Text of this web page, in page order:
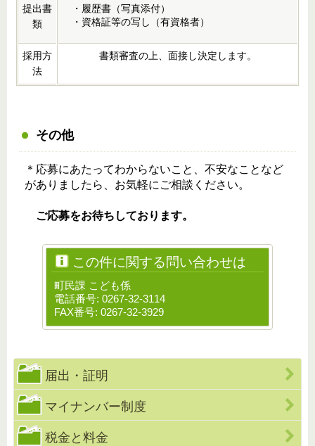
提出書
類
・履歴書（写真添付）
・資格証等の写し（有資格者）
採用方
法
書類審査の上、面接し決定します。
その他
＊応募にあたってわからないこと、不安なことなど
がありましたら、お気軽にご相談ください。
ご応募をお待ちしております。
この件に関する問い合わせは
町民課 こども係
電話番号: 0267-32-3114
FAX番号: 0267-32-3929
届出・証明
マイナンバー制度
税金と料金